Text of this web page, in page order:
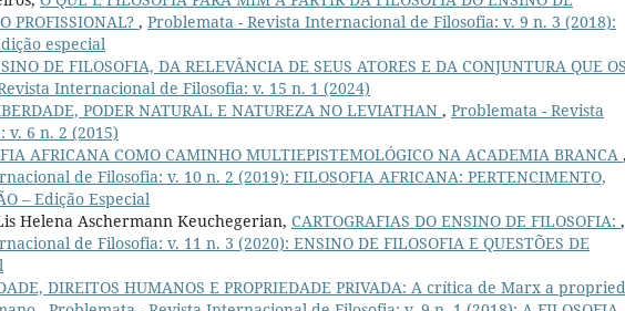
PROFISSIONAL? , Problemata - Revista Internacional de Filosofia: v. 9 n. 3 (2018):
especial
DE FILOSOFIA, DA RELEVÂNCIA DE SEUS ATORES E DA CONJUNTURA QUE
Internacional de Filosofia: v. 15 n. 1 (2024)
PODER NATURAL E NATUREZA NO LEVIATHAN , Problemata - Revista
6 n. 2 (2015)
AFRICANA COMO CAMINHO MULTIEPISTEMOLÓGICO NA ACADEMIA BRANCA
de Filosofia: v. 10 n. 2 (2019): FILOSOFIA AFRICANA: PERTENCIMENTO,
– Edição Especial
Helena Aschermann Keuchegerian, CARTOGRAFIAS DO ENSINO DE FILOSOFIA: ,
de Filosofia: v. 11 n. 3 (2020): ENSINO DE FILOSOFIA E QUESTÕES DE
DIREITOS HUMANOS E PROPRIEDADE PRIVADA: A crítica de Marx a